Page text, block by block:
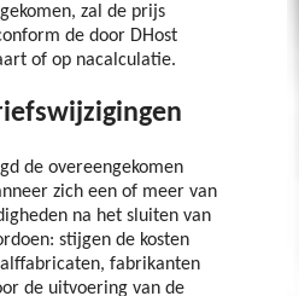
zal de prijs
de door DHost
of op nacalculatie.
de overeengekomen
zich een of meer van
na het sluiten van
stijgen de kosten
fabrikanten
de uitvoering van de